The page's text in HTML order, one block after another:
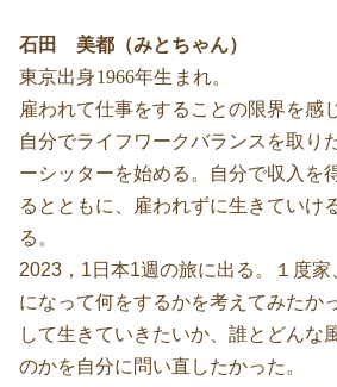
石田 美都（みとちゃん）
東京出身1966年生まれ。
雇われて仕事をすることの限界を感
自分でライフワークバランスを取り
ーシッターを始める。自分で収入を
るとともに、雇われずに生きていけ
る。
2023，1日本1週の旅に出る。１度家
になって何をするかを考えてみたか
して生きていきたいか、誰とどんな
のかを自分に問い直したかった。